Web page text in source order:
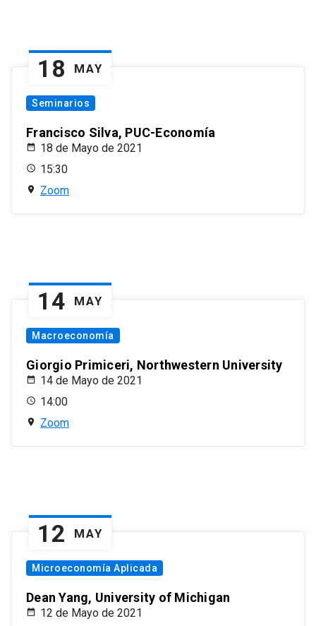
18 MAY
Seminarios
Francisco Silva, PUC-Economía
18 de Mayo de 2021
15:30
Zoom
14 MAY
Macroeconomía
Giorgio Primiceri, Northwestern University
14 de Mayo de 2021
14:00
Zoom
12 MAY
Microeconomía Aplicada
Dean Yang, University of Michigan
12 de Mayo de 2021